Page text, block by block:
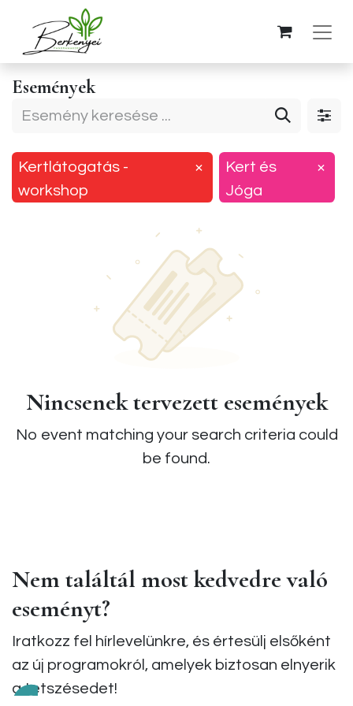
Események
Kertlátogatás -
workshop
×
Kert és
Jóga
×
Nincsenek tervezett események
No event matching your search criteria could
be found.
Nem találtál most kedvedre való
eseményt?
Iratkozz fel hírlevelünkre, és értesülj elsőként
az új programokról, amelyek biztosan elnyerik
a tetszésedet!